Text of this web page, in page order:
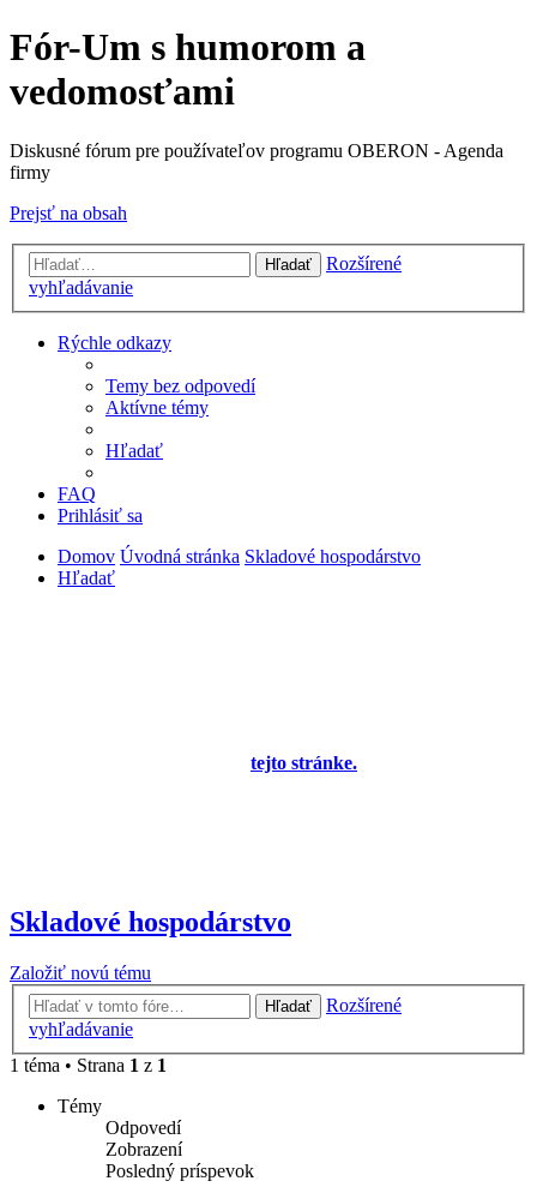
Fór-Um s humorom a
vedomosťami
Diskusné fórum pre používateľov programu OBERON - Agenda
firmy
Prejsť na obsah
Hľadať
Rozšírené
vyhľadávanie
Rýchle odkazy
Temy bez odpovedí
Aktívne témy
Hľadať
FAQ
Prihlásiť sa
Domov Úvodná stránka Skladové hospodárstvo
Hľadať
tejto stránke.
Skladové hospodárstvo
Založiť novú tému
Hľadať
Rozšírené
vyhľadávanie
1 téma • Strana 1 z 1
Témy
Odpovedí
Zobrazení
Posledný príspevok